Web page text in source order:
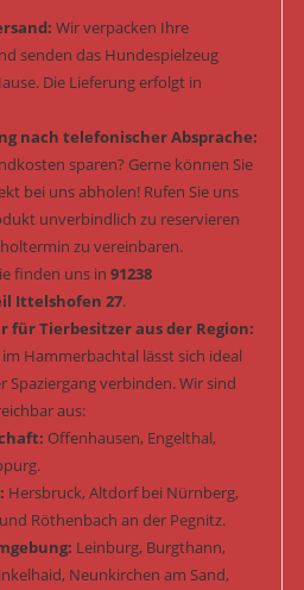
Wir verpacken Ihre
senden das Hundespielzeug
Die Lieferung erfolgt in
nach telefonischer Absprache:
sparen? Gerne können Sie
bei uns abholen! Rufen Sie uns
unverbindlich zu reservieren
zu vereinbaren.
finden uns in 91238
Ittelshofen 27.
für Tierbesitzer aus der Region:
Hammerbachtal lässt sich ideal
Spaziergang verbinden. Wir sind
aus:
Offenhausen, Engelthal,
Hersbruck, Altdorf bei Nürnberg,
Röthenbach an der Pegnitz.
Leinburg, Burgthann,
Neunkirchen am Sand,